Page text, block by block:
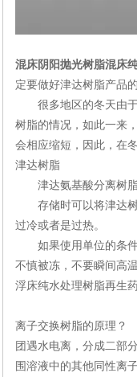
混床阴阳抛光树脂混床
定要做好津达树脂产品
很多地区的冬天由于
树脂的情况，如此一来
会相应缩短，因此，在
津达树脂
津达氨基酸分离树脂
存储时可以将津达树
过冷或者是过热。
如果使用单位的条件
不慎被冻，不要瞬间高
浮床纯水处理树脂再生
离子交换树脂的原理？
团遇水电离，分成二部
围溶液中的其他同性离